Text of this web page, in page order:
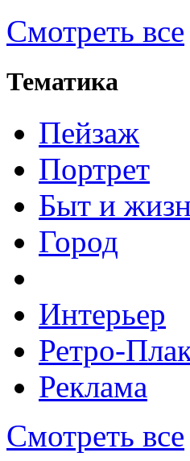
Смотреть все
Тематика
Пейзаж
Портрет
Быт и
Город
Интерьер
Ретро-
Реклама
Смотреть все